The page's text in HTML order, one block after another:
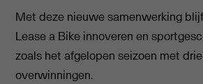
Met deze nieuwe samenwerking
Lease a Bike innoveren en
zoals het afgelopen seizoen met
overwinningen.